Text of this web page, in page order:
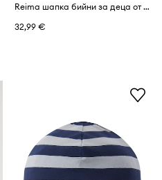
Reima шапка бийни за деца от мериносова вълна Sumu
32,99 €